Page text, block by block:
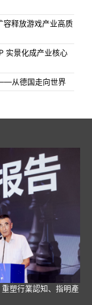
容释放游戏产业高质
实景化成产业核心
从德国走向世界
塑行業認知、指明產